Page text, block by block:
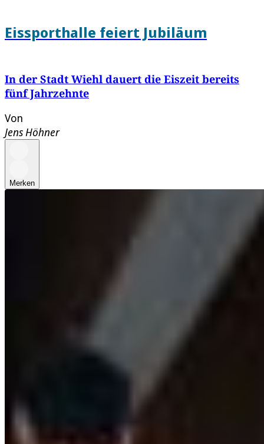
Eissporthalle feiert Jubiläum
In der Stadt Wiehl dauert die Eiszeit bereits
fünf Jahrzehnte
Von
Jens Höhner
Merken